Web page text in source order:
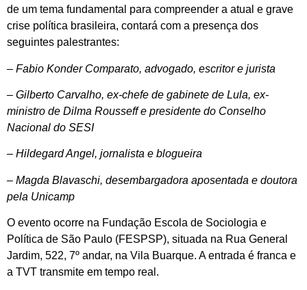
de um tema fundamental para compreender a atual e grave
crise política brasileira, contará com a presença dos
seguintes palestrantes:
– Fabio Konder Comparato, advogado, escritor e jurista
– Gilberto Carvalho, ex-chefe de gabinete de Lula, ex-
ministro de Dilma Rousseff e presidente do Conselho
Nacional do SESI
– Hildegard Angel, jornalista e blogueira
– Magda Blavaschi, desembargadora aposentada e doutora
pela Unicamp
O evento ocorre na Fundação Escola de Sociologia e
Política de São Paulo (FESPSP), situada na Rua General
Jardim, 522, 7º andar, na Vila Buarque. A entrada é franca e
a TVT transmite em tempo real.